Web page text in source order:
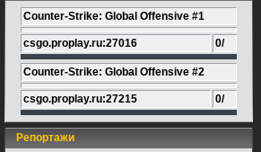
Counter-Strike: Global Offensive #1
csgo.proplay.ru:27016 0/
Counter-Strike: Global Offensive #2
csgo.proplay.ru:27215 0/
Репортажи